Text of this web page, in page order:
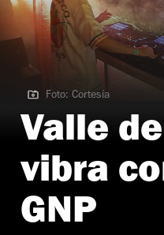
Foto: Cortesía
Foto: Cortesía
Valle
vibra
GNP